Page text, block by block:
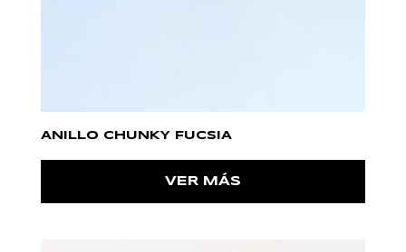
ANILLO CHUNKY FUCSIA
VER MÁS